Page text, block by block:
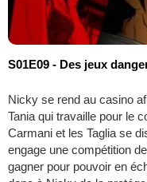
S01E09 - Des jeux
Nicky se rend au casino
Tania qui travaille pour le
Carmani et les Taglia se
engage une compétition
gagner pour pouvoir en